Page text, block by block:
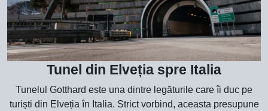
Tunel din Elveția spre Italia
Tunelul Gotthard este una dintre legăturile care îi duc pe
turiști din Elveția în Italia. Strict vorbind, aceasta presupune